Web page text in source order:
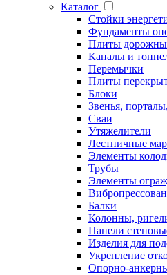
Каталог
Стойки
Фундаменты
Плиты
Каналы и
Перемычки
Плиты
Блоки
Звенья,
Сваи
Утяжелители
Лестничные
Элементы
Трубы
Элементы
Балки
Колонны,
Панели
Изделия для
Укрепление
Опорно-